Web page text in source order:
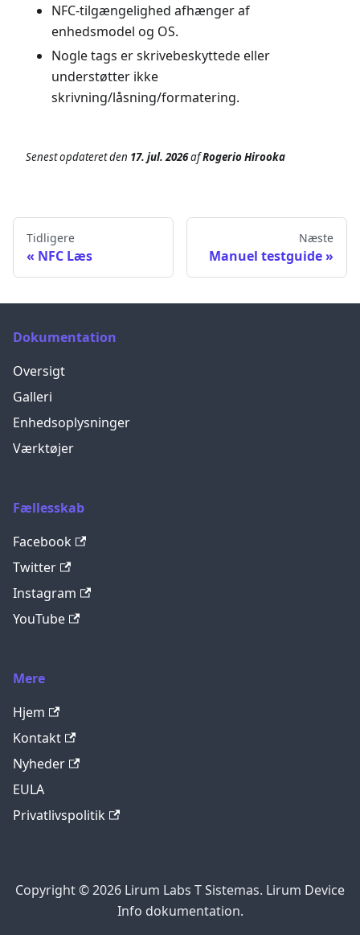
NFC-tilgængelighed afhænger af
enhedsmodel og OS.
Nogle tags er skrivebeskyttede eller
understøtter ikke
skrivning/låsning/formatering.
Senest opdateretden 17. jul. 2026afRogerio Hirooka
Tidligere
NFC Læs
Næste
Manuel testguide
Dokumentation
Oversigt
Galleri
Enhedsoplysninger
Værktøjer
Fællesskab
Facebook
Twitter
Instagram
YouTube
Mere
Hjem
Kontakt
Nyheder
EULA
Privatlivspolitik
Copyright © 2026 Lirum Labs T Sistemas. Lirum Device
Info dokumentation.